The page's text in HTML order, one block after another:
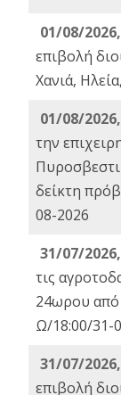
01/08/
επιβολή
Χανιά,
01/08/
την
δείκτη
08-2026
31/07/
τις
24ωρου
Ω/18:00/31-
31/07/
επιβολή